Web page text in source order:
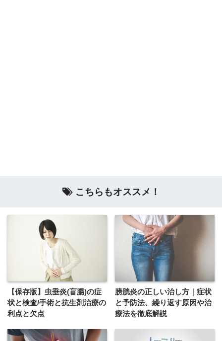
こちらもオススメ！
【保存版】虫垂炎(盲腸)の症
状と検査/手術と抗生剤治療の
利点と欠点
膀胱炎の正しい治し方｜症状
と予防法、繰り返す原因や治
療法を徹底解説